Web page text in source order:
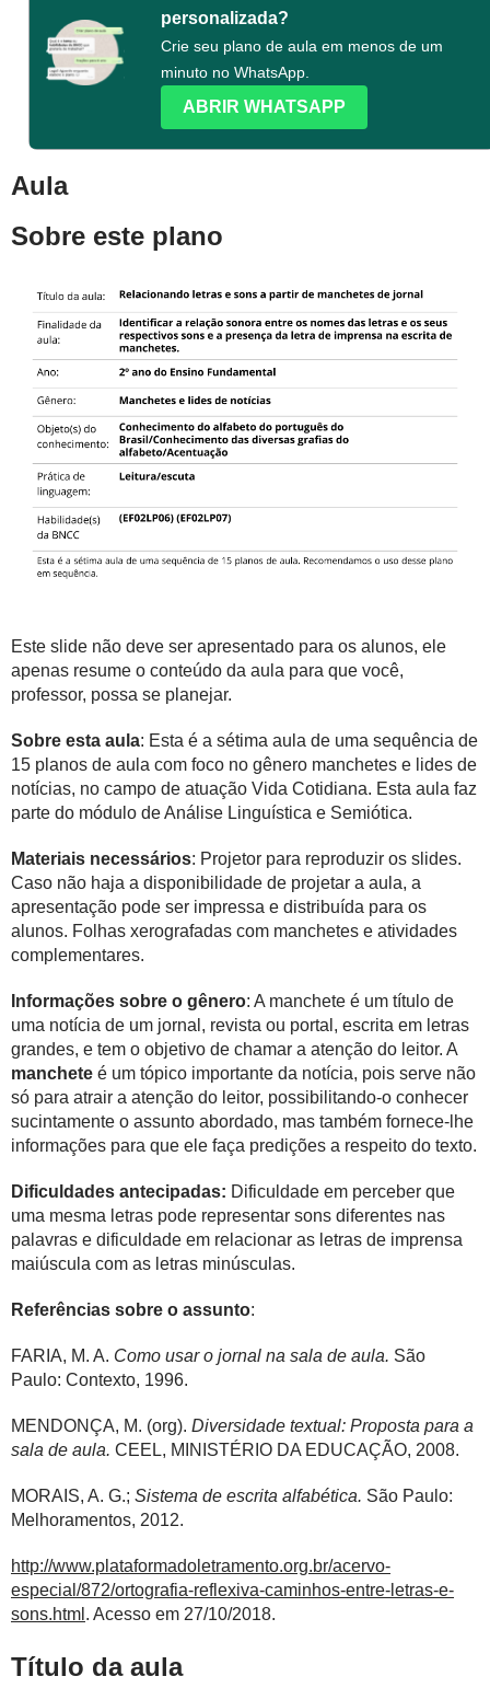
personalizada?
Crie seu plano de aula em menos de um
minuto no WhatsApp.
ABRIR WHATSAPP
Aula
Sobre este plano
Este slide não deve ser apresentado para os alunos, ele
apenas resume o conteúdo da aula para que você,
professor, possa se planejar.
Sobre esta aula: Esta é a sétima aula de uma sequência de
15 planos de aula com foco no gênero manchetes e lides de
notícias, no campo de atuação Vida Cotidiana. Esta aula faz
parte do módulo de Análise Linguística e Semiótica.
Materiais necessários: Projetor para reproduzir os slides.
Caso não haja a disponibilidade de projetar a aula, a
apresentação pode ser impressa e distribuída para os
alunos. Folhas xerografadas com manchetes e atividades
complementares.
Informações sobre o gênero: A manchete é um título de
uma notícia de um jornal, revista ou portal, escrita em letras
grandes, e tem o objetivo de chamar a atenção do leitor. A
manchete é um tópico importante da notícia, pois serve não
só para atrair a atenção do leitor, possibilitando-o conhecer
sucintamente o assunto abordado, mas também fornece-lhe
informações para que ele faça predições a respeito do texto.
Dificuldades antecipadas: Dificuldade em perceber que
uma mesma letras pode representar sons diferentes nas
palavras e dificuldade em relacionar as letras de imprensa
maiúscula com as letras minúsculas.
Referências sobre o assunto:
FARIA, M. A. Como usar o jornal na sala de aula. São
Paulo: Contexto, 1996.
MENDONÇA, M. (org). Diversidade textual: Proposta para a
sala de aula. CEEL, MINISTÉRIO DA EDUCAÇÃO, 2008.
MORAIS, A. G.; Sistema de escrita alfabética. São Paulo:
Melhoramentos, 2012.
http://www.plataformadoletramento.org.br/acervo-
especial/872/ortografia-reflexiva-caminhos-entre-letras-e-
sons.html . Acesso em 27/10/2018.
Título da aula